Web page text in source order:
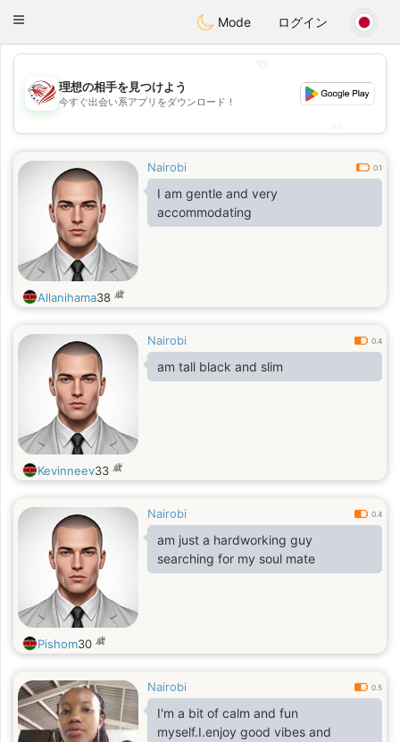
StatesDating
Toggle
Mode ログイン
💖
💕
理想の相手を見つけよう
今すぐ出会い系アプリをダウンロード！
Nairobi 0.1
I am gentle and very
accommodating
Allanihama38 歳
Nairobi 0.4
am tall black and slim
Kevinneev33 歳
Nairobi 0.4
am just a hardworking guy
searching for my soul mate
Pishom30 歳
Nairobi 0.5
I'm a bit of calm and fun
myself.I.enjoy good vibes and